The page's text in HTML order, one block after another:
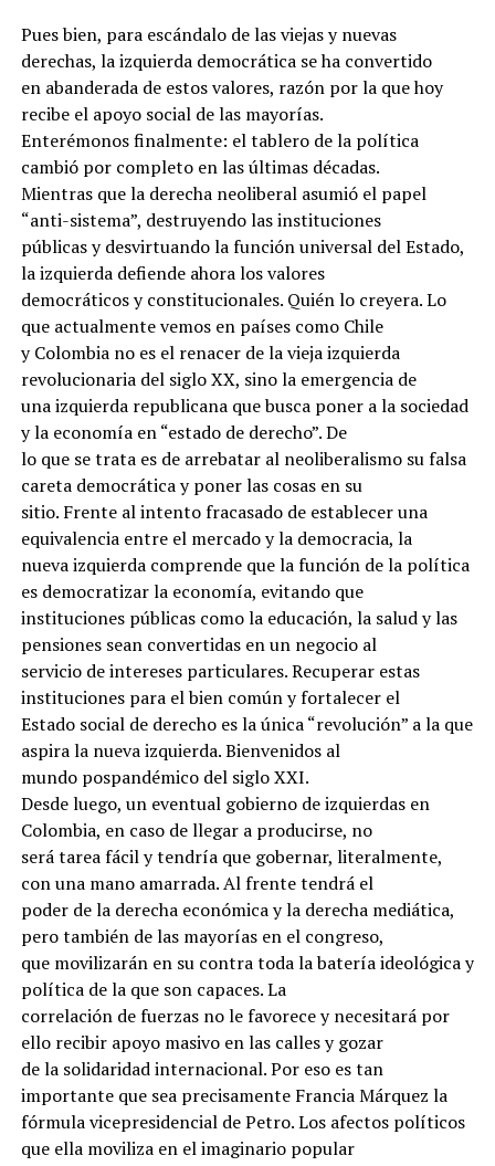
Pues bien, para escándalo de las viejas y nuevas
derechas, la izquierda democrática se ha convertido
en abanderada de estos valores, razón por la que hoy
recibe el apoyo social de las mayorías.
Enterémonos finalmente: el tablero de la política
cambió por completo en las últimas décadas.
Mientras que la derecha neoliberal asumió el papel
“anti-sistema”, destruyendo las instituciones
públicas y desvirtuando la función universal del Estado,
la izquierda defiende ahora los valores
democráticos y constitucionales. Quién lo creyera. Lo
que actualmente vemos en países como Chile
y Colombia no es el renacer de la vieja izquierda
revolucionaria del siglo XX, sino la emergencia de
una izquierda republicana que busca poner a la sociedad
y la economía en “estado de derecho”. De
lo que se trata es de arrebatar al neoliberalismo su falsa
careta democrática y poner las cosas en su
sitio. Frente al intento fracasado de establecer una
equivalencia entre el mercado y la democracia, la
nueva izquierda comprende que la función de la política
es democratizar la economía, evitando que
instituciones públicas como la educación, la salud y las
pensiones sean convertidas en un negocio al
servicio de intereses particulares. Recuperar estas
instituciones para el bien común y fortalecer el
Estado social de derecho es la única “revolución” a la que
aspira la nueva izquierda. Bienvenidos al
mundo pospandémico del siglo XXI.
Desde luego, un eventual gobierno de izquierdas en
Colombia, en caso de llegar a producirse, no
será tarea fácil y tendría que gobernar, literalmente,
con una mano amarrada. Al frente tendrá el
poder de la derecha económica y la derecha mediática,
pero también de las mayorías en el congreso,
que movilizarán en su contra toda la batería ideológica y
política de la que son capaces. La
correlación de fuerzas no le favorece y necesitará por
ello recibir apoyo masivo en las calles y gozar
de la solidaridad internacional. Por eso es tan
importante que sea precisamente Francia Márquez la
fórmula vicepresidencial de Petro. Los afectos políticos
que ella moviliza en el imaginario popular